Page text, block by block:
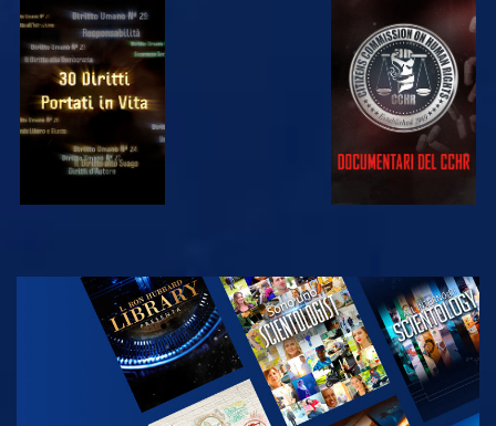
GUARDA GUARDA
GUARDA
ESPLORA LE
SERIE